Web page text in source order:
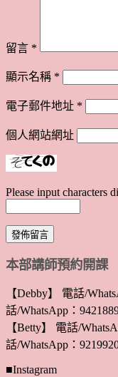
留言 *
顯示名稱 *
電子郵件地址 *
個人網站網址
Please input characters
本部講師預約開課
【Debby】 電話/
話/WhatsApp：
【Betty】 電話/
話/WhatsApp：
■Instagram